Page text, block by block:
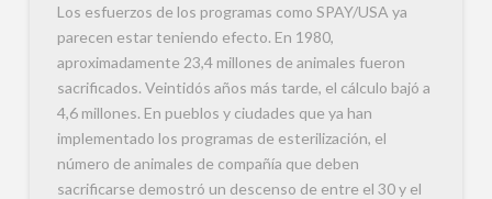
Los esfuerzos de los programas como SPAY/USA ya
parecen estar teniendo efecto. En 1980,
aproximadamente 23,4 millones de animales fueron
sacrificados. Veintidós años más tarde, el cálculo bajó a
4,6 millones. En pueblos y ciudades que ya han
implementado los programas de esterilización, el
número de animales de compañía que deben
sacrificarse demostró un descenso de entre el 30 y el